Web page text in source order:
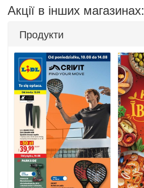
Акції в інших магазинах:
Продукти